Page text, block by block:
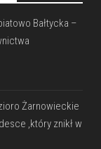
Bałtycka –
Żarnowieckie
,który znikł w